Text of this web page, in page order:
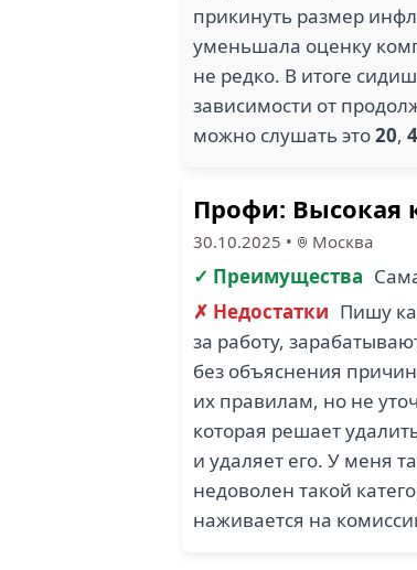
прикинуть размер
уменьшала оценку
не редко. В итоге
зависимости от
можно слушать это20,
Профи: Высокая
30.10.2025 • Москва
✓ Преимущества
✗ Недостатки Пишу
за работу,
без объяснения
их правилам, но не
которая решает
и удаляет его. У меня
недоволен такой
наживается на